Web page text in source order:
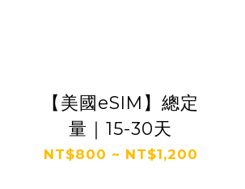
【美國eSIM】總定
量｜15-30天
NT$800 ~ NT$1,200